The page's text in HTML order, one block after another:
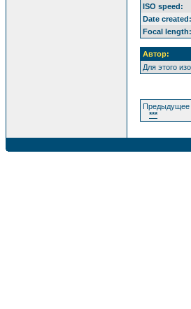
ISO speed:
Date created:
Focal length:
Автор:
Для этого
Предыдущее
***